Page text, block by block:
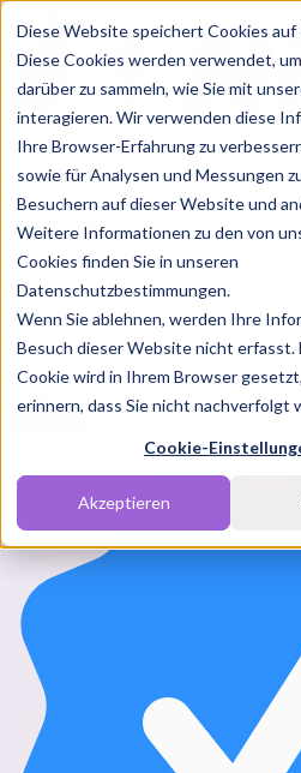
Diese Website speichert Cookies auf
Diese Cookies werden verwendet,
darüber zu sammeln, wie Sie mit
interagieren. Wir verwenden diese
Ihre Browser-Erfahrung zu
sowie für Analysen und Messungen
Besuchern auf dieser Website und
Weitere Informationen zu den von
Cookies finden Sie in unseren
Datenschutzbestimmungen.
Wenn Sie ablehnen, werden Ihre
Besuch dieser Website nicht erfasst.
Cookie wird in Ihrem Browser
erinnern, dass Sie nicht nachverfolgt
Cookie-
Akzeptieren
Features
Solutions
BlogChartsRabatt Codes
Login